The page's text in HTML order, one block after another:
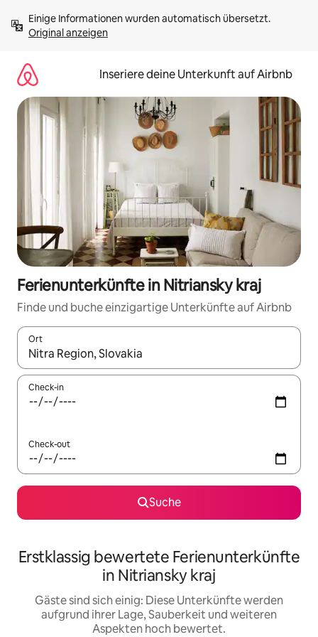
Inhalten
springenOriginal anzeigen
Inseriere deine Unterkunft auf Airbnb
Ferienunterkünfte in Nitriansky kraj
Finde und buche einzigartige Unterkünfte auf Airbnb
Ort
Wenn Ergebnisse verfügbar sind, navigiere mit den
Check-in
Check-out
Suche
Erstklassig bewertete Ferienunterkünfte
in Nitriansky kraj
Gäste sind sich einig: Diese Unterkünfte werden
aufgrund ihrer Lage, Sauberkeit und weiteren
Aspekten hoch bewertet.